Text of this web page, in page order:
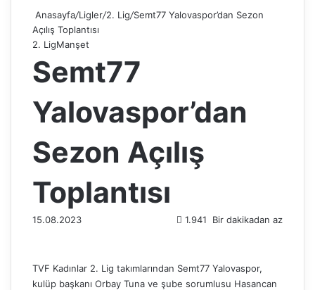
Anasayfa/Ligler/2. Lig/Semt77 Yalovaspor’dan Sezon
Açılış Toplantısı
2. LigManşet
Semt77
Yalovaspor’dan
Sezon Açılış
Toplantısı
15.08.2023 1.941 Bir dakikadan az
TVF Kadınlar 2. Lig takımlarından Semt77 Yalovaspor,
kulüp başkanı Orbay Tuna ve şube sorumlusu Hasancan